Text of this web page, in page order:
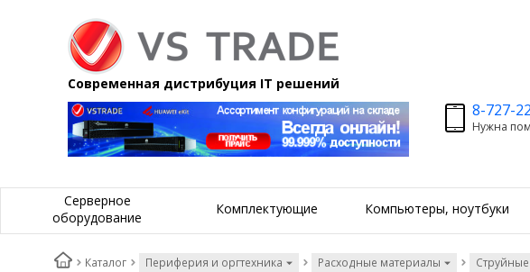
Современная дистрибуция IT решений
8-727-
Нужна
Серверное
оборудование
Комплектующие Компьютеры, ноутбуки
Каталог Периферия и оргтехника Расходные материалы